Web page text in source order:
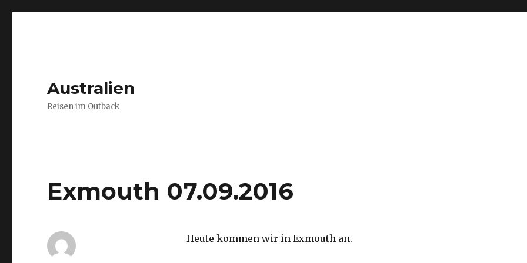
Australien
Reisen im Outback
Exmouth 07.09.2016
Heute kommen wir in Exmouth an.